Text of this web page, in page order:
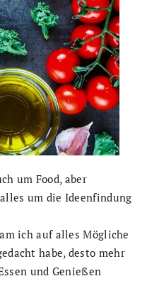
um Food, aber
um die Ideenfindung
ich auf alles Mögliche
habe, desto mehr
und Genießen